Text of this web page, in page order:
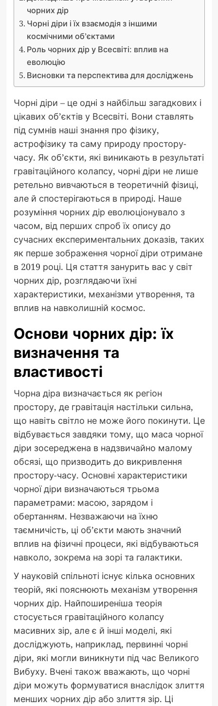
чорних дір
Чорні діри і їх взаємодія з іншими
космічними об’єктами
Роль чорних дір у Всесвіті: вплив на
еволюцію
Висновки та перспектива для досліджень
Чорні діри – це одні з найбільш загадкових і
цікавих об’єктів у Всесвіті. Вони ставлять
під сумнів наші знання про фізику,
астрофізику та саму природу простору-
часу. Як об’єкти, які виникають в результаті
гравітаційного колапсу, чорні діри не лише
ретельно вивчаються в теоретичній фізиці,
але й спостерігаються в природі. Наше
розуміння чорних дір еволюціонувало з
часом, від перших спроб їх опису до
сучасних експериментальних доказів, таких
як перше зображення чорної діри отримане
в 2019 році. Ця стаття занурить вас у світ
чорних дір, розглядаючи їхні
характеристики, механізми утворення, та
вплив на навколишній космос.
Основи чорних дір: їх
визначення та
властивості
Чорна діра визначається як регіон
простору, де гравітація настільки сильна,
що навіть світло не може його покинути. Це
відбувається завдяки тому, що маса чорної
діри зосереджена в надзвичайно малому
обсязі, що призводить до викривлення
простору-часу. Основні характеристики
чорної діри визначаються трьома
параметрами: масою, зарядом і
обертанням. Незважаючи на їхню
таємничість, ці об’єкти мають значний
вплив на фізичні процеси, які відбуваються
навколо, зокрема на зорі та галактики.
У науковій спільноті існує кілька основних
теорій, які пояснюють механізм утворення
чорних дір. Найпоширеніша теорія
стосується гравітаційного колапсу
масивних зір, але є й інші моделі, які
досліджують, наприклад, первинні чорні
діри, які могли виникнути під час Великого
Вибуху. Вчені також вважають, що чорні
діри можуть формуватися внаслідок злиття
менших чорних дір або злиття зір. Ці